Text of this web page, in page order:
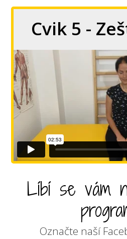
Cvik 5 -
Líbí se vám
Označte naší